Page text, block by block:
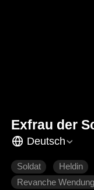
Exfrau der
Deutsch
Soldat Heldin
Revanche Wendung